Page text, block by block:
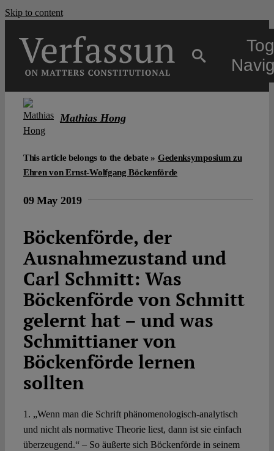
Skip to content
Authors
Spotlight
Mathias Hong
This article belongs to the debate » Gedenksymposium zu
Ehren von Ernst-Wolfgang Böckenförde
09 May 2019
Böckenförde, der
Ausnahmezustand und
Carl Schmitt: Was
Böckenförde von Schmitt
gelernt hat – und was
Schmittianer von
Böckenförde lernen
sollten
1. „Wenn man die Schrift phänomenologisch-analytisch
und nicht als normative Theorie liest, dann ist sie einfach
überzeugend.“ – So äußerte sich Böckenförde in seinem